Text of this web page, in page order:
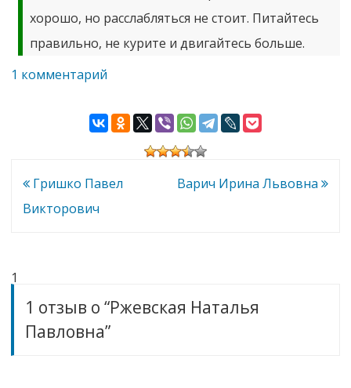
хорошо, но расслабляться не стоит. Питайтесь
правильно, не курите и двигайтесь больше.
1 комментарий
Наталья
Павловна
Навигация
по
Гришко Павел
Викторович
Варич Ирина Львовна
1
1 отзыв о “Ржевская Наталья
Павловна”